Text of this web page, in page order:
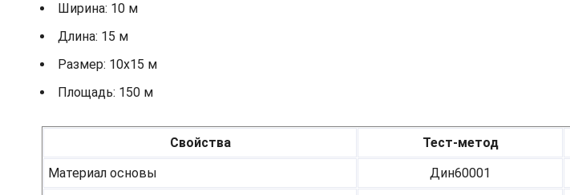
Ширина: 10 м
Длина: 15 м
Размер: 10х15 м
Площадь: 150 м
Свойства Тест-метод
Материал основы
Дин60001